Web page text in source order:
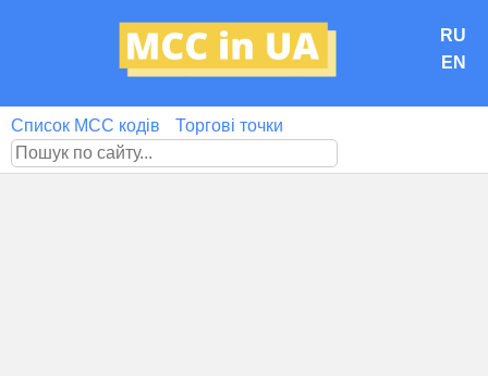
RU
EN
Список MCC кодів Торгові точки